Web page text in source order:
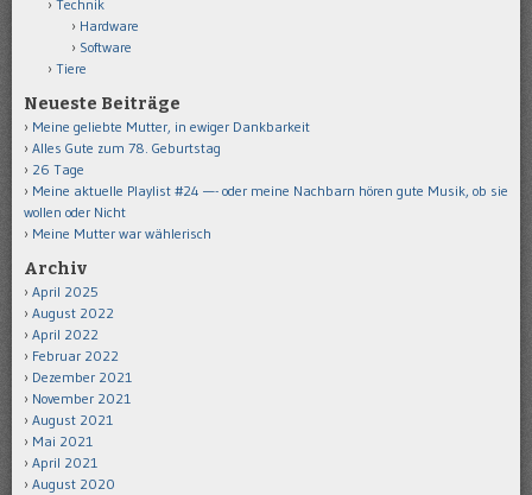
Technik
Hardware
Software
Tiere
Neueste Beiträge
Meine geliebte Mutter, in ewiger Dankbarkeit
Alles Gute zum 78. Geburtstag
26 Tage
Meine aktuelle Playlist #24 —- oder meine Nachbarn hören gute Musik, ob sie
wollen oder Nicht
Meine Mutter war wählerisch
Archiv
April 2025
August 2022
April 2022
Februar 2022
Dezember 2021
November 2021
August 2021
Mai 2021
April 2021
August 2020